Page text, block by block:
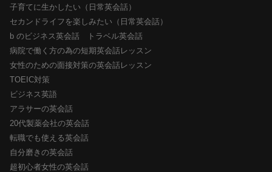
子育てに生かしたい（日常英会話）
セカンドライフを楽しみたい（日常英会話）
b のビジネス英会話 トラベル英会話
病院で働く方の為の短期英会話レッスン
女性のための面接対策の英会話レッスン
TOEIC対策
ビジネス英語
アラサーの英会話
20代製薬会社の英会話
転職でも使える英会話
自分磨きの英会話
超初心者女性の英会話